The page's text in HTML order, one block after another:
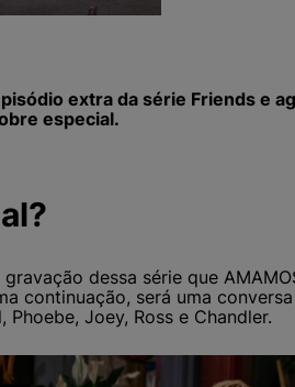
extra da série Friends e
especial.
dessa série que
continuação, será uma
Joey, Ross e Chandler.